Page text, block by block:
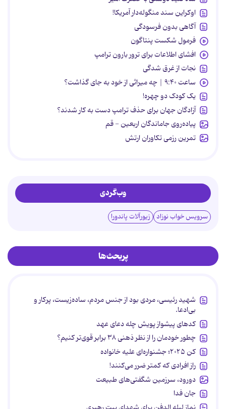
اوکراین سند منگوله‌دار آمریکا!
آگاهی بدون فرسودگی
فرمول شکست پنتاگون
افشای اطلاعات برای ترور بارون ترامپ
نجات از غرق شدگی
ساعت ۹:۴۰ | چه میراثی از خود به جای گذاشت؟
یک کودک دو چهره!
آزادگان جهان برای حذف ترامپ دست به کار شدند؟
پیاده‌روی جاماندگان اربعین - قم
تمرین رزمی تکاوران ارتش
وب‌گردی
سرویس خواب نوزاد زیورآلات پاندورا
پربحث‌ها
شهید رئیسی، مردی بود از جنس مردم، ساده‌زیست، پرکار و
بی‌ادعا.
کدهای پیشواز پویش چله دعای عهد
چطور خودمان را از نظر ذهنی ۳۸ برابر قوی‌تر کنیم؟
کن ۲۰۲۵؛ جشنواره‌ای علیه خانواده
راز افرادی که کمتر ضرر می‌کنند!
دورود، سرزمین شگفتی‌های طبیعت
جان فدا